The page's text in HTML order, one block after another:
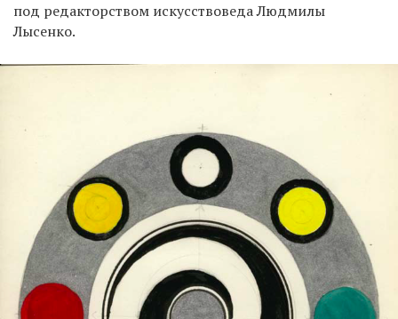
под редакторством искусствоведа Людмилы
Лысенко.